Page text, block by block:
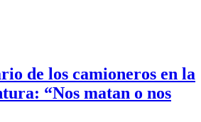
de los camioneros en la
“Nos matan o nos